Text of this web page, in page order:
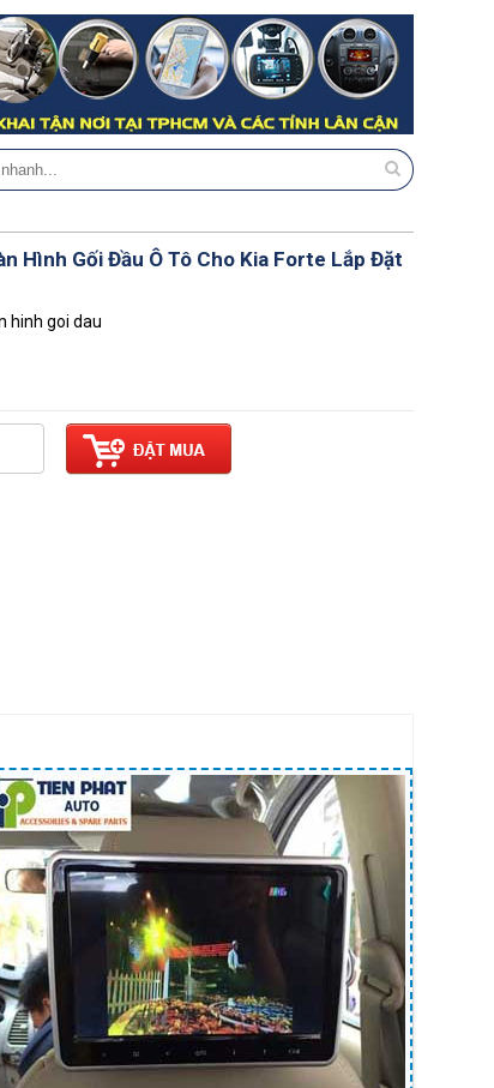
Hình Gối Đầu Ô Tô Cho Kia Forte Lắp Đặt
hinh goi dau